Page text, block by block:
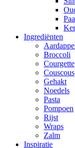
Ingrediënten
Broccoli
Courgette
Couscous
Gehakt
Noedels
Pasta
Pompoen
Rijst
Wraps
Zalm
Inspiratie